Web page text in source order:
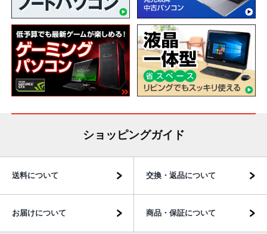
ショッピングガイド
送料について 交換・返品について
お届けについて 商品・保証について